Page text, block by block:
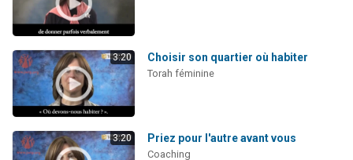
3:20 Choisir son quartier où habiter
Torah féminine
3:20 Priez pour l'autre avant vous
Coaching